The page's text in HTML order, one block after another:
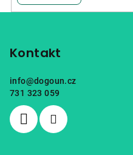
Kontakt
info@dogoun.cz
731 323 059